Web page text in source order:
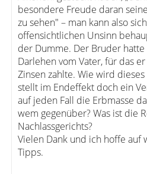
besondere Freude daran
zu sehen" – man kann also
offensichtlichen Unsinn
der Dumme. Der Bruder
Darlehen vom Vater, für das
Zinsen zahlte. Wie wird
stellt im Endeffekt doch ein
auf jeden Fall die Erbmasse
wem gegenüber? Was ist die
Nachlassgerichts?
Vielen Dank und ich hoffe auf
Tipps.